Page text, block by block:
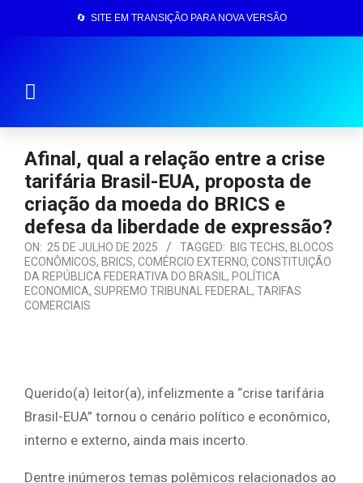
🔄 SITE EM TRANSIÇÃO PARA NOVA VERSÃO
Afinal, qual a relação entre a crise
tarifária Brasil-EUA, proposta de
criação da moeda do BRICS e
defesa da liberdade de expressão?
ON: 25 DE JULHO DE 2025 TAGGED: BIG TECHS, BLOCOS
ECONÔMICOS, BRICS, COMÉRCIO EXTERNO, CONSTITUIÇÃO
DA REPÚBLICA FEDERATIVA DO BRASIL , POLÍTICA
ECONOMICA, SUPREMO TRIBUNAL FEDERAL , TARIFAS
COMERCIAIS
Querido(a) leitor(a), infelizmente a “crise tarifária
Brasil-EUA” tornou o cenário político e econômico,
interno e externo, ainda mais incerto.
Dentre inúmeros temas polêmicos relacionados ao